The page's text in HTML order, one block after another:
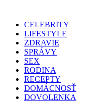
CELEBRITY
LIFESTYLE
ZDRAVIE
SPRÁVY
SEX
RODINA
RECEPTY
DOMÁCNOSŤ
DOVOLENKA